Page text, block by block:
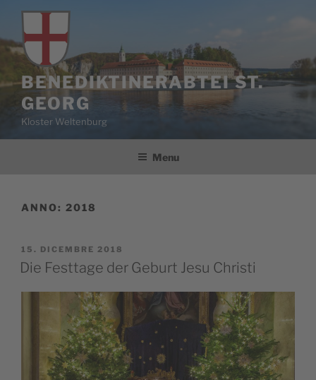
Salta
contenuto
BENEDIKTINERABTEI ST.
GEORG
Kloster Weltenburg
Menu
ANNO: 2018
PUBBLICATO
IL
15. DICEMBRE 2018
Die Festtage der Geburt Jesu Christi